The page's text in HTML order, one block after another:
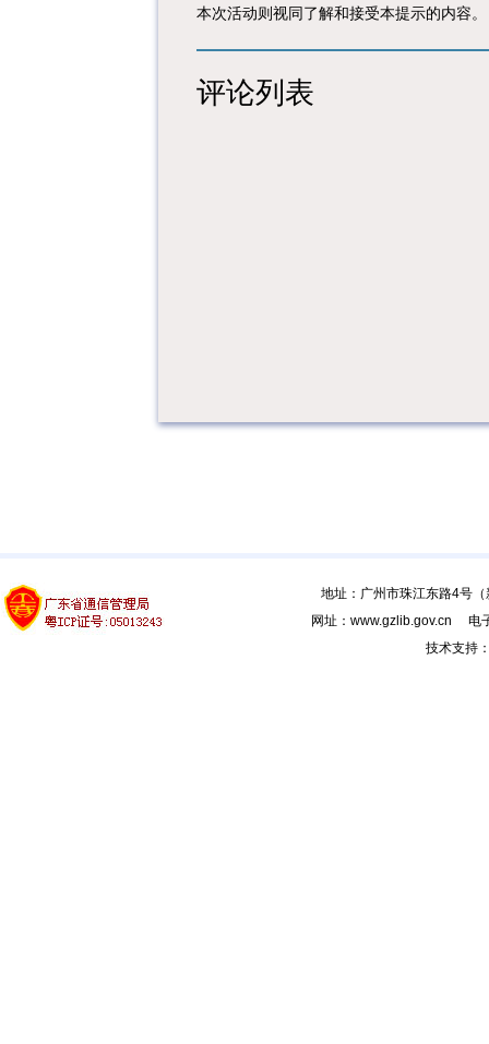
本次活动则视同了解和接受本提示的内容。
评论列表
地址：广州市珠江东路4
网址：www.gzlib.gov.cn 电
技术支持